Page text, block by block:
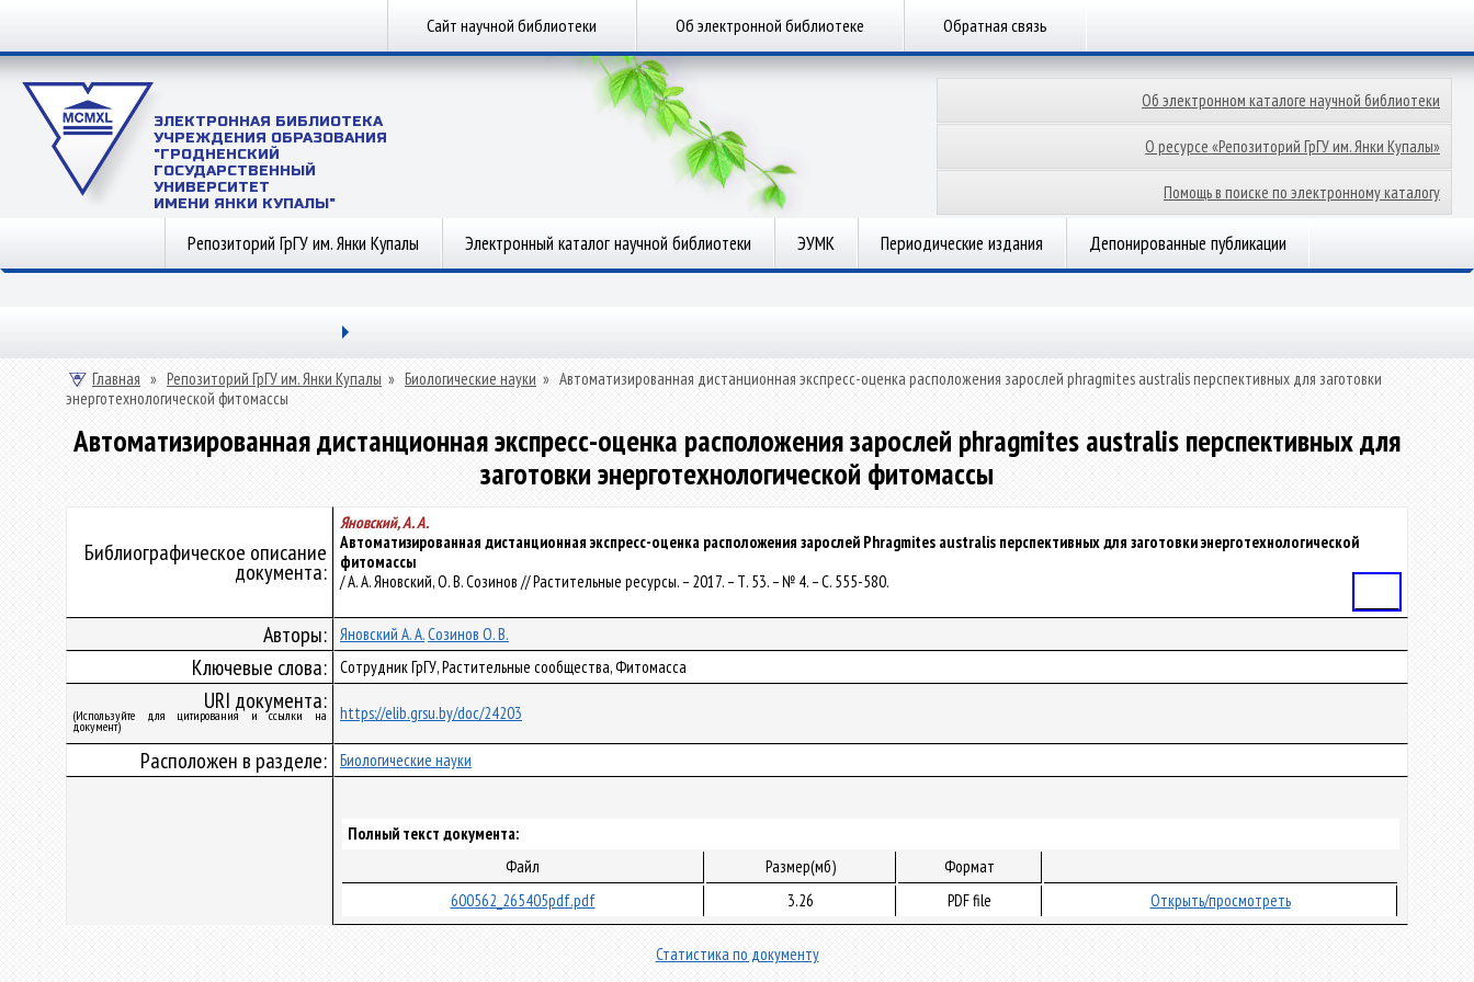
Сайт научной библиотеки Об электронной библиотеке Обратная связь
ЭЛЕКТРОННАЯ БИБЛИОТЕКА
УЧРЕЖДЕНИЯ ОБРАЗОВАНИЯ
"ГРОДНЕНСКИЙ
ГОСУДАРСТВЕННЫЙ
УНИВЕРСИТЕТ
ИМЕНИ ЯНКИ КУПАЛЫ"
Об электронном каталоге научной библиотеки
О ресурсе «Репозиторий ГрГУ им. Янки Купалы»
Помощь в поиске по электронному каталогу
Репозиторий ГрГУ им. Янки Купалы Электронный каталог научной библиотеки ЭУМК Периодические издания Депонированные публикации
Главная » Репозиторий ГрГУ им. Янки Купалы » Биологические науки » Автоматизированная дистанционная экспресс-оценка расположения зарослей phragmites australis перспективных для заготовки
энерготехнологической фитомассы
Автоматизированная дистанционная экспресс-оценка расположения зарослей phragmites australis перспективных для
заготовки энерготехнологической фитомассы
Библиографическое описание
документа:
Яновский, А. А.
Автоматизированная дистанционная экспресс-оценка расположения зарослей Phragmites australis перспективных для заготовки энерготехнологической
фитомассы
/ А. А. Яновский, О. В. Созинов // Растительные ресурсы. – 2017. – Т. 53. – № 4. – С. 555-580.
Авторы: Яновский А. А.Созинов О. В.
Ключевые слова: Сотрудник ГрГУ, Растительные сообщества, Фитомасса
URI документа:
(Используйте для цитирования и ссылки на
документ)
https://elib.grsu.by/doc/24203
Расположен в разделе: Биологические науки
Полный текст документа:
Файл
Размер(мб)
Формат
600562_265405pdf.pdf
3.26 PDF file Открыть/просмотреть
Статистика по документу